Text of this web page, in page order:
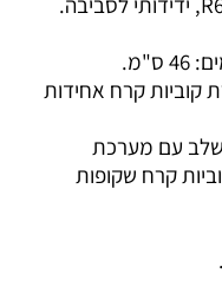
קוביות קרח אחידות
עם מערכת
קרח שקופות